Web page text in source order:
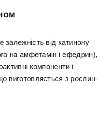
від катинону
на амфетамін і ефедрин),
компоненти і
виготовляється з рослин-